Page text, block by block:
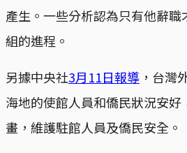
產生。一些分析認為只有他辭
組的進程。
另據中央社3月11日報導 ，台灣
海地的使館人員和僑民狀況安
畫，維護駐館人員及僑民安全。